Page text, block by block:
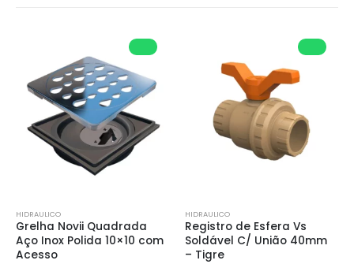
HIDRAULICO
Grelha Novii Quadrada
Aço Inox Polida 10×10 com
Acesso
HIDRAULICO
Registro de Esfera Vs
Soldável C/ União 40mm
– Tigre